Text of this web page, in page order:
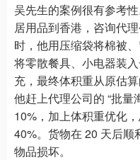
吴先生的案例很有参考
居用品到香港，咨询代
时，他用压缩袋将棉被
将零散餐具、小电器装
充，最终体积重从原估
他赶上代理公司的 “批量
10%，加上体积重优化
40%。货物在 20 天后
物品损坏。